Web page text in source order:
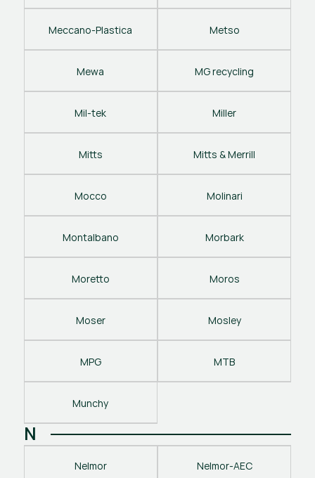
Meccano-Plastica Metso
Mewa MG recycling
Mil-tek Miller
Mitts Mitts & Merrill
Mocco Molinari
Montalbano Morbark
Moretto Moros
Moser Mosley
MPG MTB
Munchy
N
Nelmor Nelmor-AEC